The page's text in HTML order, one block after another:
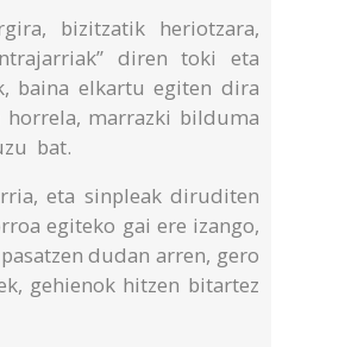
bizitzatik heriotzara,
diren toki eta
baina elkartu egiten dira
horrela, marrazki bilduma
bat.
eta sinpleak diruditen
egiteko gai ere izango,
dudan arren, gero
gehienok hitzen bitartez